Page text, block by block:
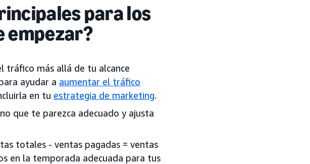
para los
empezar?
tráfico más allá de tu alcance
ayudar a aumentar el tráfico
en tu estrategia de marketing.
que te parezca adecuado y ajusta
totales - ventas pagadas = ventas
en la temporada adecuada para tus